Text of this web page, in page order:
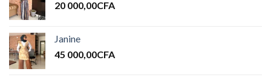
20 000,00CFA
Janine
45 000,00CFA